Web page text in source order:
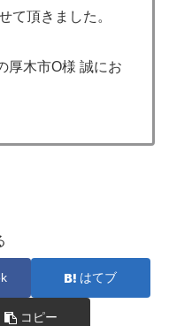
て頂きました。
厚木市O様 誠にお
はてブ
コピー